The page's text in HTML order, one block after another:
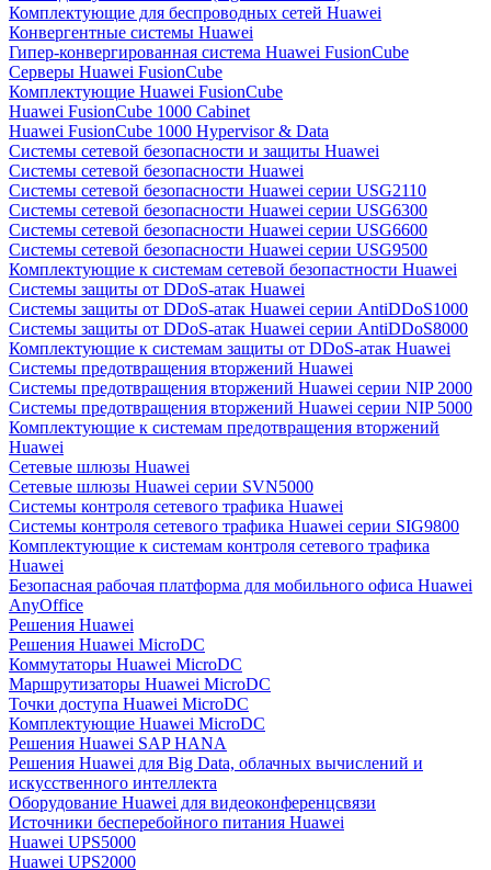
Комплектующие для беспроводных сетей Huawei
Конвергентные системы Huawei
Гипер-конвергированная система Huawei FusionCube
Серверы Huawei FusionCube
Комплектующие Huawei FusionCube
Huawei FusionCube 1000 Cabinet
Huawei FusionCube 1000 Hypervisor & Data
Системы сетевой безопасности и защиты Huawei
Системы сетевой безопасности Huawei
Системы сетевой безопасности Huawei серии USG2110
Системы сетевой безопасности Huawei серии USG6300
Системы сетевой безопасности Huawei серии USG6600
Системы сетевой безопасности Huawei серии USG9500
Комплектующие к системам сетевой безопастности Huawei
Системы защиты от DDoS-атак Huawei
Системы защиты от DDoS-атак Huawei серии AntiDDoS1000
Системы защиты от DDoS-атак Huawei серии AntiDDoS8000
Комплектующие к системам защиты от DDoS-атак Huawei
Системы предотвращения вторжений Huawei
Системы предотвращения вторжений Huawei серии NIP 2000
Системы предотвращения вторжений Huawei серии NIP 5000
Комплектующие к системам предотвращения вторжений
Huawei
Сетевые шлюзы Huawei
Сетевые шлюзы Huawei серии SVN5000
Системы контроля сетевого трафика Huawei
Системы контроля сетевого трафика Huawei серии SIG9800
Комплектующие к системам контроля сетевого трафика
Huawei
Безопасная рабочая платформа для мобильного офиса Huawei
AnyOffice
Решения Huawei
Решения Huawei MicroDC
Коммутаторы Huawei MicroDC
Маршрутизаторы Huawei MicroDC
Точки доступа Huawei MicroDC
Комплектующие Huawei MicroDC
Решения Huawei SAP HANA
Решения Huawei для Big Data, облачных вычислений и
искусственного интеллекта
Оборудование Huawei для видеоконференцсвязи
Источники бесперебойного питания Huawei
Huawei UPS5000
Huawei UPS2000